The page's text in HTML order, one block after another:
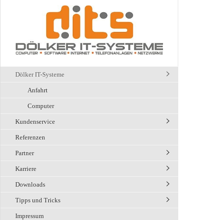
Dölker IT-Systeme
Anfahrt
Computer
Kundenservice
Referenzen
Partner
Karriere
Downloads
Tipps und Tricks
Impressum